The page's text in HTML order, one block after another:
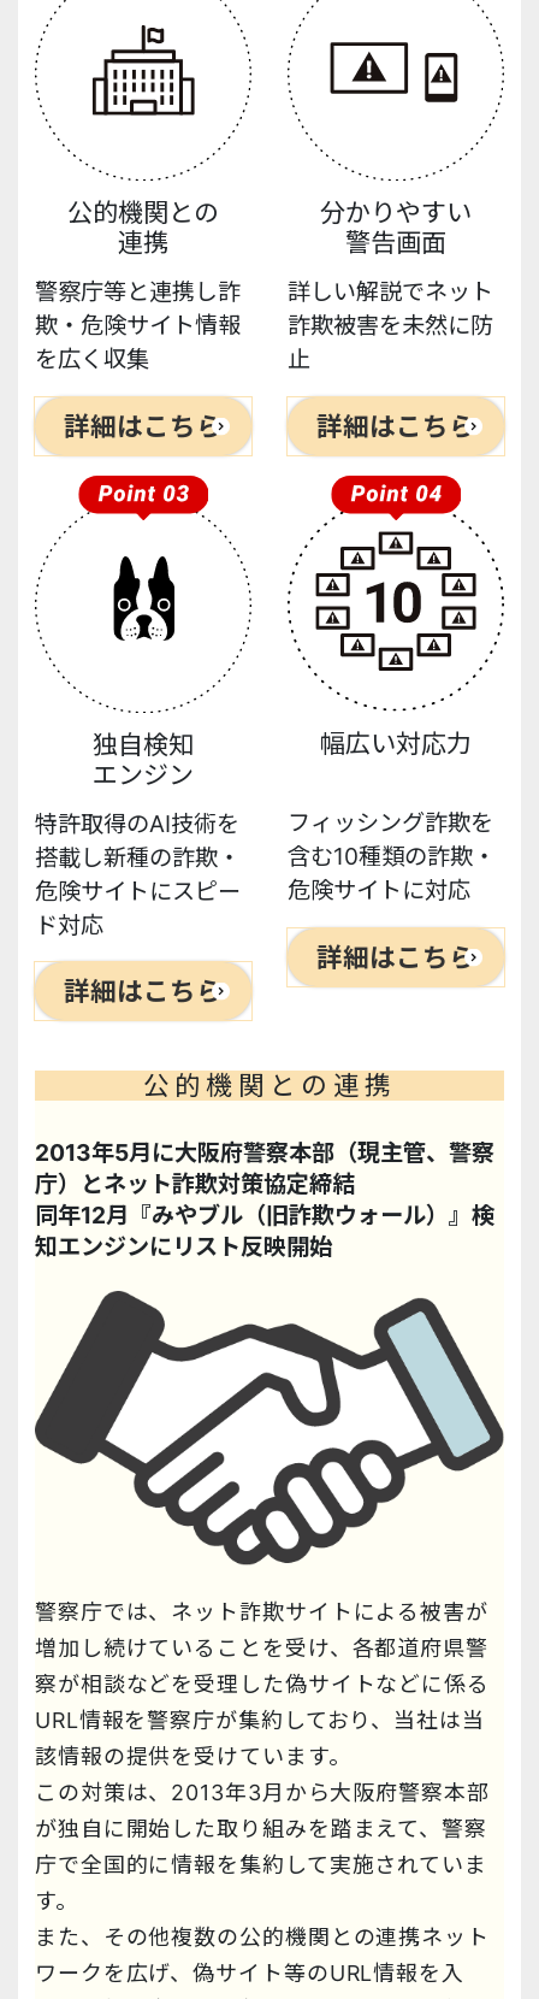
公的機関との
連携
警察庁等と連携し詐
欺・危険サイト情報
を広く収集
詳細はこちら
分かりやすい
警告画面
詳しい解説でネット
詐欺被害を未然に防
止
詳細はこちら
独自検知
エンジン
特許取得のAI技術を
搭載し新種の詐欺・
危険サイトにスピー
ド対応
詳細はこちら
幅広い対応力
フィッシング詐欺を
含む10種類の詐欺・
危険サイトに対応
詳細はこちら
公的機関との連携
2013年5月に大阪府警察本部（現主管、警察
庁）とネット詐欺対策協定締結
同年12月『みやブル（旧詐欺ウォール）』検
知エンジンにリスト反映開始
警察庁では、ネット詐欺サイトによる被害が
増加し続けていることを受け、各都道府県警
察が相談などを受理した偽サイトなどに係る
URL情報を警察庁が集約しており、当社は当
該情報の提供を受けています。
この対策は、2013年3月から大阪府警察本部
が独自に開始した取り組みを踏まえて、警察
庁で全国的に情報を集約して実施されていま
す。
また、その他複数の公的機関との連携ネット
ワークを広げ、偽サイト等のURL情報を入